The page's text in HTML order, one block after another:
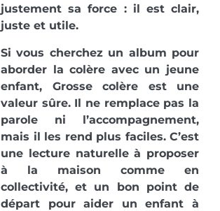
justement sa force : il est clair,
juste et utile.
Si vous cherchez un album pour
aborder la colère avec un jeune
enfant, Grosse colère est une
valeur sûre. Il ne remplace pas la
parole ni l’accompagnement,
mais il les rend plus faciles. C’est
une lecture naturelle à proposer
à la maison comme en
collectivité, et un bon point de
départ pour aider un enfant à